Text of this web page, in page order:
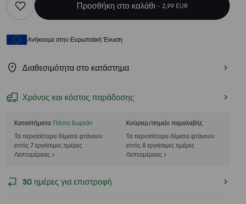
Προσθήκη στο καλάθι 2,99 EUR
Ανήκουμε στην Ευρωπαϊκή Ένωση
Διαθεσιμότητα στο κατάστημα
Χρόνος και κόστος παράδοσης
Καταστήματα Πάντα δωρεάν
Τα περισσότερα δέματα φτάνουν
εντός 7 εργάσιμες ημέρες
Λεπτομέρειες >
Κούριερ/σημείο παραλαβής
Τα περισσότερα δέματα φτάνουν
εντός 8 εργάσιμες ημέρες
Λεπτομέρειες >
30 ημέρες για επιστροφή